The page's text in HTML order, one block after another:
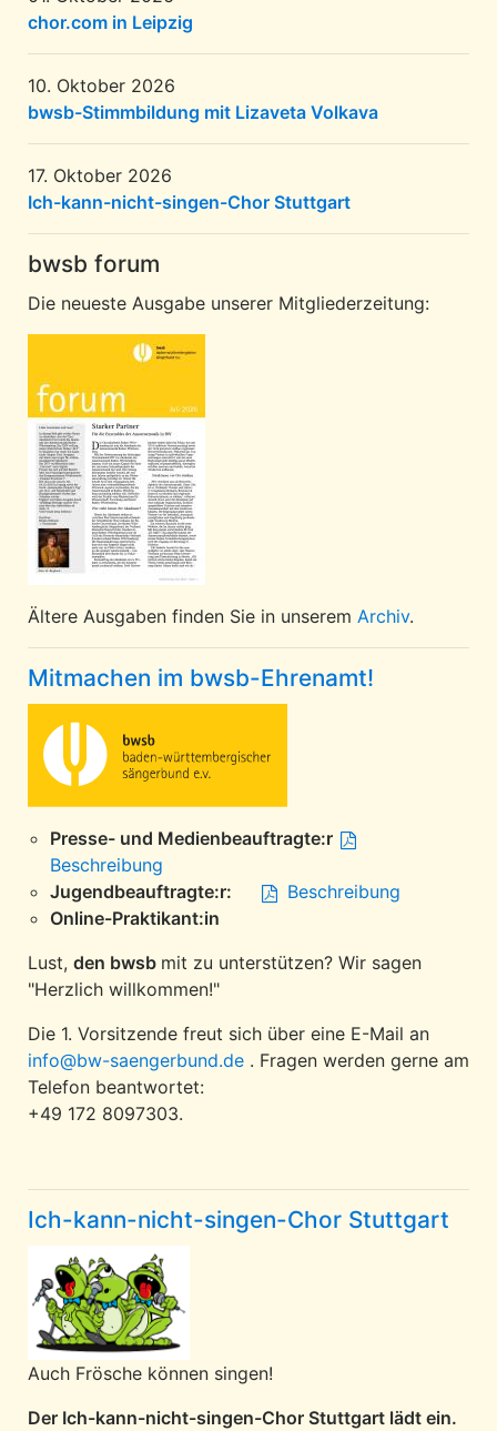
chor.com in Leipzig
10. Oktober 2026
bwsb-Stimmbildung mit Lizaveta Volkava
17. Oktober 2026
Ich-kann-nicht-singen-Chor Stuttgart
bwsb forum
Die neueste Ausgabe unserer Mitgliederzeitung:
Ältere Ausgaben finden Sie in unserem Archiv.
Mitmachen im bwsb-Ehrenamt!
Presse- und Medienbeauftragte:r
Beschreibung
Jugendbeauftragte:r:
Beschreibung
Online-Praktikant:in
Lust, den bwsb mit zu unterstützen? Wir sagen
"Herzlich willkommen!"
Die 1. Vorsitzende freut sich über eine E-Mail an
info@bw-saengerbund.de . Fragen werden gerne am
Telefon beantwortet:
+49 172 8097303.
Ich-kann-nicht-singen-Chor Stuttgart
Auch Frösche können singen!
Der Ich-kann-nicht-singen-Chor Stuttgart lädt ein.